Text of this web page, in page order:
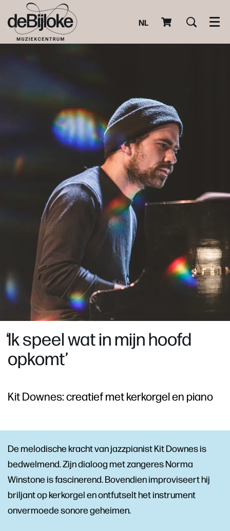
NL
̒Ik speel wat in mijn hoofd
opkomt’
Kit Downes: creatief met kerkorgel en piano
De melodische kracht van jazzpianist Kit Downes is
bedwelmend. Zijn dialoog met zangeres Norma
Winstone is fascinerend. Bovendien improviseert hij
briljant op kerkorgel en ontfutselt het instrument
onvermoede sonore geheimen.